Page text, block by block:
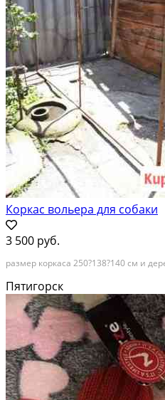
Коркас вольера для собаки
3 500 руб.
размер коркаса 250?138?140 см и
Пятигорск